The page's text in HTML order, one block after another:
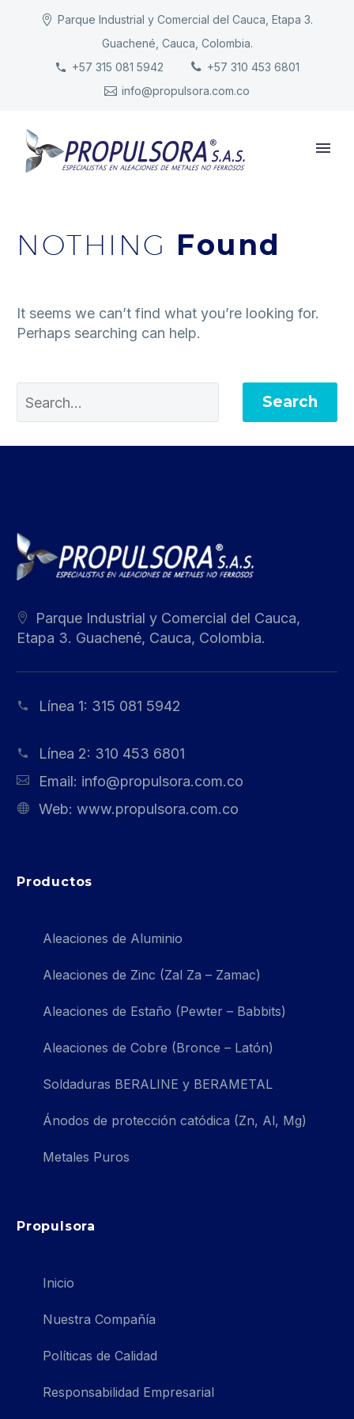
Parque Industrial y Comercial del Cauca, Etapa 3.
Guachené, Cauca, Colombia.
+57 315 081 5942
+57 310 453 6801
info@propulsora.com.co
INICIO
PRODUCTOS
NOTHING Found
It seems we can’t find what you’re looking for.
Perhaps searching can help.
Search
Parque Industrial y Comercial del Cauca,
Etapa 3. Guachené, Cauca, Colombia.
Línea 1: 315 081 5942
Línea 2: 310 453 6801
Email: info@propulsora.com.co
Web: www.propulsora.com.co
Productos
Aleaciones de Aluminio
Aleaciones de Zinc (Zal Za – Zamac)
Aleaciones de Estaño (Pewter – Babbits)
Aleaciones de Cobre (Bronce – Latón)
Soldaduras BERALINE y BERAMETAL
Ánodos de protección catódica (Zn, Al, Mg)
Metales Puros
Propulsora
Inicio
Nuestra Compañía
Políticas de Calidad
Responsabilidad Empresarial